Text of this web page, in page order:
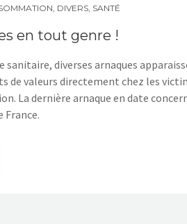
DIVERS SANTÉ
en tout genre !
sanitaire, diverses arnaques
de valeurs directement chez les
La dernière arnaque en date
France.